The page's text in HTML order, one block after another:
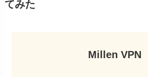
てみた
Millen VPN